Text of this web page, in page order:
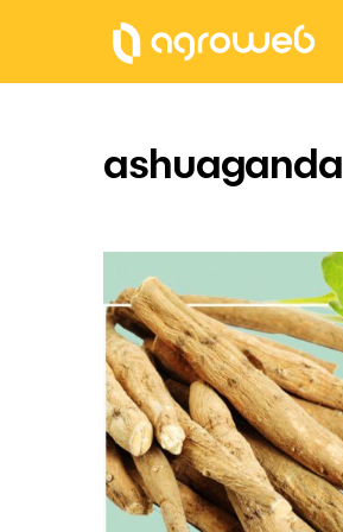
ashuaganda